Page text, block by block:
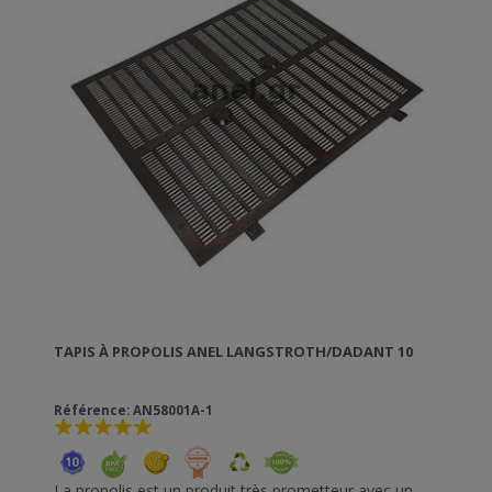
TAPIS À PROPOLIS ANEL LANGSTROTH/DADANT 10
Référence: AN58001A-1